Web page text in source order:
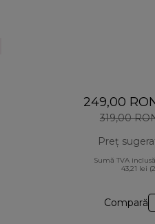
249,00
319,00
Preț
Sumă TVA
43,21 lei
Compară